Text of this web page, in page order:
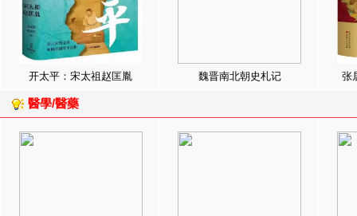
开太平：宋太祖赵匡胤 魏晋南北朝史札记 张
醫學/醫藥